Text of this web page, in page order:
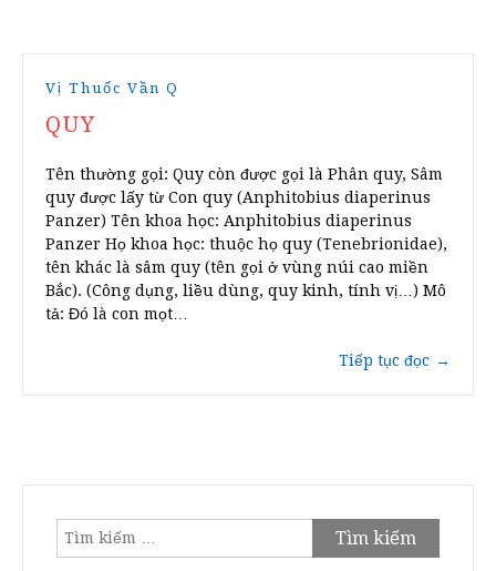
Vị Thuốc Vần Q
QUY
Tên thường gọi: Quy còn được gọi là Phân quy, Sâm
quy được lấy từ Con quy (Anphitobius diaperinus
Panzer) Tên khoa học: Anphitobius diaperinus
Panzer Họ khoa học: thuộc họ quy (Tenebrionidae),
tên khác là sâm quy (tên gọi ở vùng núi cao miền
Bắc). (Công dụng, liều dùng, quy kinh, tính vị…) Mô
tả: Đó là con mọt…
Tiếp tục đọc →
Tìm